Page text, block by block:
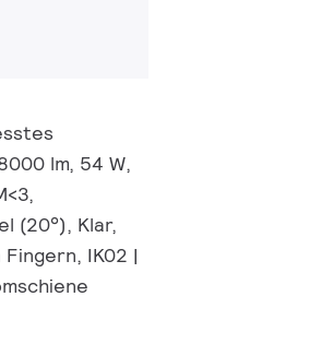
lm, 54 W,
(20°), Klar,
IK02 |